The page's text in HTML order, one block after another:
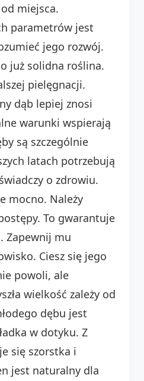
miejsca.
parametrów jest
jego rozwój.
już solidna roślina.
pielęgnacji.
dąb lepiej znosi
warunki wspierają
są szczególnie
latach potrzebują
o zdrowiu.
mocno. Należy
To gwarantuje
Zapewnij mu
Ciesz się jego
powoli, ale
wielkość zależy od
dębu jest
w dotyku. Z
się szorstka i
jest naturalny dla